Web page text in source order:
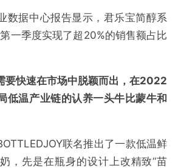
提交
数据中心报告显示，君乐宝简醇系
一季度实现了超20%的销售额占比
要快速在市场中脱颖而出，在2022
低温产业链的认养一头牛比蒙牛和
联名推出了一款低温鲜
，先是在瓶身的设计上改精致“苗